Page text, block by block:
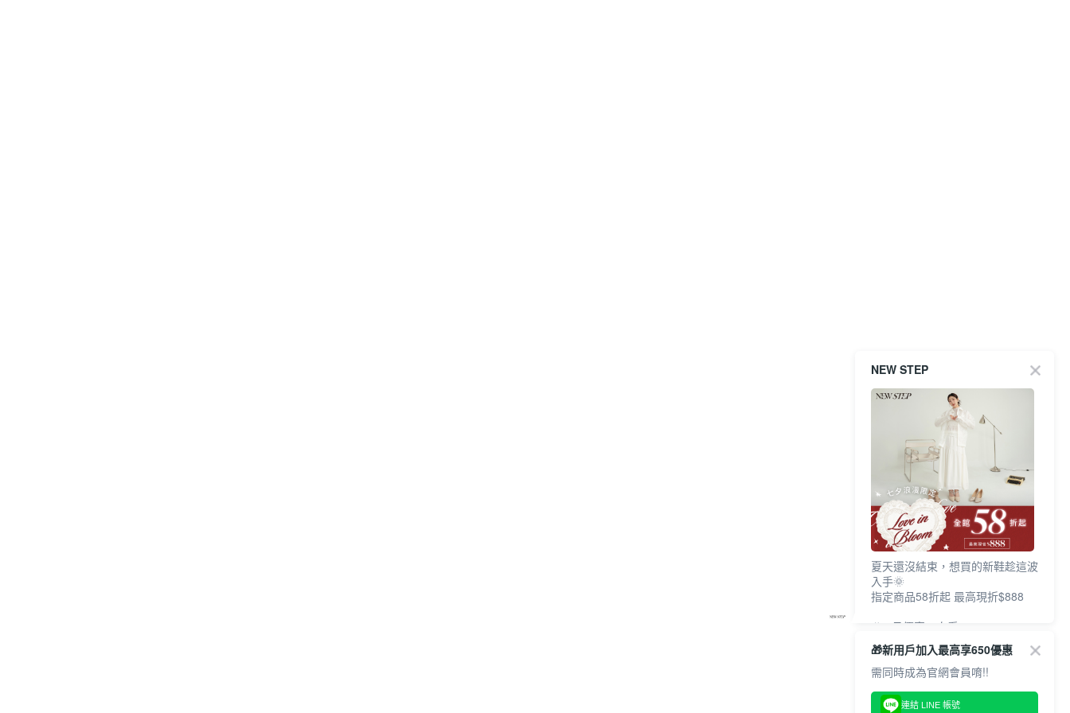
NEW STEP
夏天還沒結束，想買的新鞋趁這波
入手🌞
指定商品58折起 最高現折$888
🎉 8月優惠一次看
①LINE購物最高10%回饋
②每周限定品現折200
③指定商品58折起 最高現折$888
上班鞋、休閒鞋、涼鞋一次逛齊
🎁新用戶加入最高享650優惠
需同時成為官網會員唷!!
連結 LINE 帳號